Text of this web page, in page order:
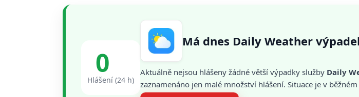
0
Hlášení (24 h)
Má dnes Daily Weather
Aktuálně nejsou hlášeny žádné větší výpadky služby Daily
zaznamenáno jen malé množství hlášení. Situace je v